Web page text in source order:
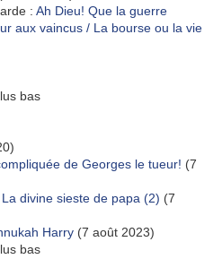
: Ah Dieu! Que la guerre
aux vaincus / La bourse ou la vie
bas
de Georges le tueur! (7
La divine sieste de papa (2) (7
Harry (7 août 2023)
bas